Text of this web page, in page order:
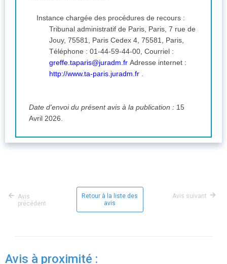
Instance chargée des procédures de recours :
Tribunal administratif de Paris, Paris, 7 rue de
Jouy, 75581, Paris Cedex 4, 75581, Paris,
Téléphone : 01-44-59-44-00, Courriel :
greffe.taparis@juradm.fr Adresse internet :
http://www.ta-paris.juradm.fr
Date d'envoi du présent avis à la publication : 15
Avril 2026.
Avis
précédent
Retour à la liste des
avis
Avis suivant
Avis à proximité :